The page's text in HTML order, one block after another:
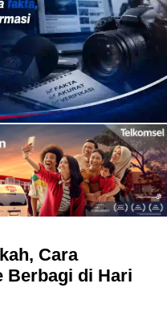
Cara
Berbagi di Hari